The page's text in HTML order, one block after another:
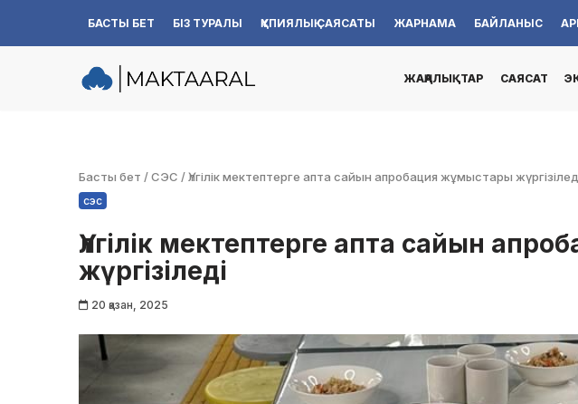
Skip
БАСТЫ БЕТ БІЗ ТУРАЛЫ ҚҰПИЯЛЫҚ САЯСАТЫ ЖАРНАМА БАЙЛАНЫС
ЖАҢАЛЫҚТАР САЯСАТ
Басты бет /СЭС /Үлгілік мектептерге апта сайын апробация жұмыстары
сэс
Үлгілік мектептерге апта сайын
жүргізіледі
20 қазан, 2025